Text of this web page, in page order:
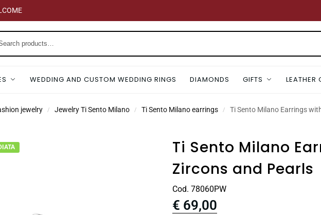
WEDDING AND CUSTOM WEDDING RINGS DIAMONDS GIFTS LEATHER
jewelry / Jewelry Ti Sento Milano / Ti Sento Milano earrings / Ti Sento Milano Earrings
Ti Sento Milano
Zircons and Pearls
Cod. 78060PW
€ 69,00